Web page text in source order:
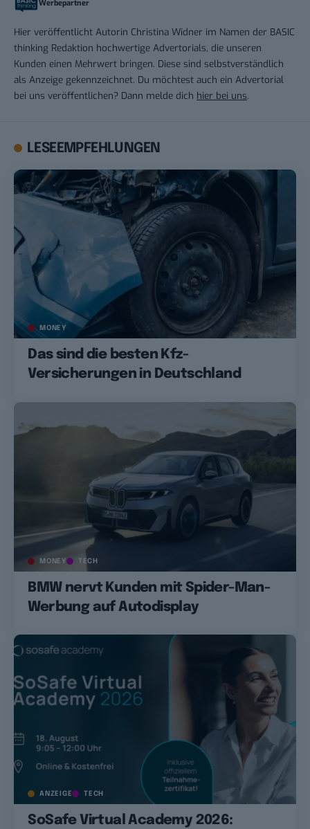
Werbepartner
Hier veröffentlicht Autorin Christina Widner im Namen der BASIC
thinking Redaktion hochwertige Advertorials, die unseren
Kunden einen Mehrwert bringen. Diese sind selbstverständlich
als Anzeige gekennzeichnet. Du möchtest auch ein Advertorial
bei uns veröffentlichen? Dann melde dich hier bei uns.
LESEEMPFEHLUNGEN
MONEY
Das sind die besten Kfz-
Versicherungen in Deutschland
MONEY TECH
BMW nervt Kunden mit Spider-Man-
Werbung auf Autodisplay
ANZEIGE TECH
SoSafe Virtual Academy 2026: